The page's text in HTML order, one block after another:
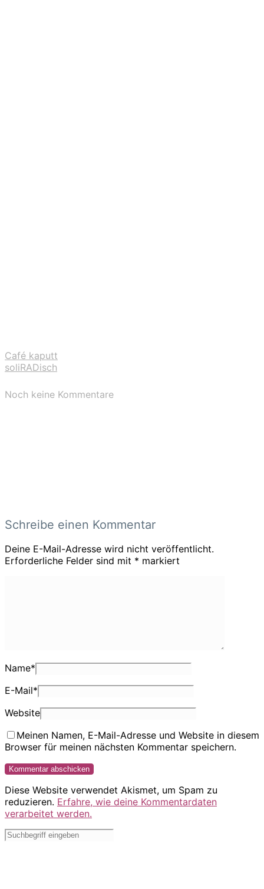
Café kaputt
soliRADisch
Noch keine Kommentare
Schreibe einen Kommentar
Deine E-Mail-Adresse wird nicht veröffentlicht.
Erforderliche Felder sind mit * markiert
Name*
E-Mail*
Website
Meinen Namen, E-Mail-Adresse und Website in diesem
Browser für meinen nächsten Kommentar speichern.
Diese Website verwendet Akismet, um Spam zu
reduzieren. Erfahre, wie deine Kommentardaten
verarbeitet werden.